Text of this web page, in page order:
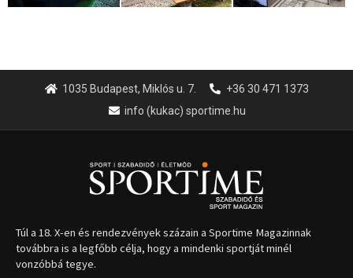
1035 Budapest, Miklós u. 7.
+36 30 471 1373
info (kukac) sportime.hu
Túl a 18. X-en és rendezvények százain a Sportime Magazinnak
továbbra is a legfőbb célja, hogy a mindenki sportját minél
vonzóbbá tegye.